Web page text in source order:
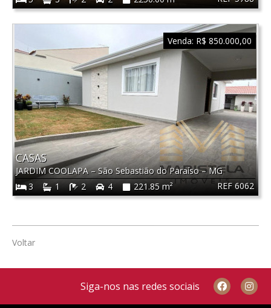
REF 6062
CASAS
JARDIM COOLAPA–São Sebastião do Paraíso–MG
3
1 2 4 221.85 m²
Venda: R$ 850.000,00
Voltar
Siga-nos nas redes sociais